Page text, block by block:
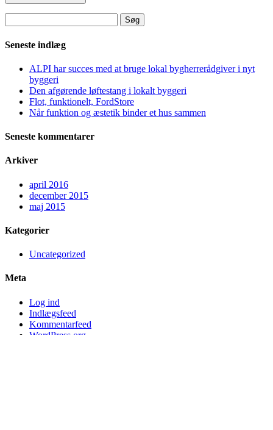
efter:
Seneste indlæg
ALPI har succes med at bruge lokal bygherrerådgiver i nyt
byggeri
Den afgørende løftestang i lokalt byggeri
Flot, funktionelt, FordStore
Når funktion og æstetik binder et hus sammen
Seneste kommentarer
Arkiver
april 2016
december 2015
maj 2015
Kategorier
Uncategorized
Meta
Log ind
Indlægsfeed
Kommentarfeed
WordPress.org